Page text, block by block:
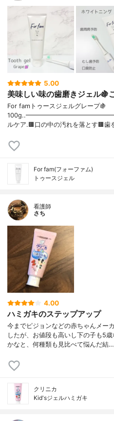
5.00
美味しい味の歯磨きジェル🍇
For famトゥースジェルグレープ🍇
100g..━━━━━━━━━━━━━━━.[医
ルケア.🟫口の中の汚れを落とす🟫歯
For fam(フォーファム)
トゥースジェル
看護師
さち
4.00
ハミガキのステップアップ
今までピジョンなどの赤ちゃんメー
したが、お値段も高いし下の子も5
かなと、何種類も見比べて悩んだ結…
クリニカ
Kid'sジェルハミガキ